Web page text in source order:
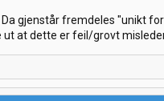
gjenstår fremdeles "unikt
at dette er feil/grovt